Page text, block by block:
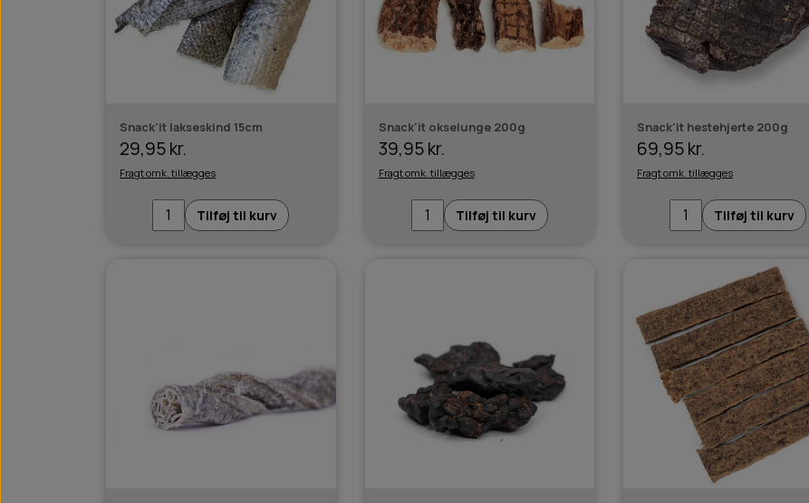
Snack'it lakseskind 15cm
29,95 kr.
Fragt omk. tillægges
Tilføj til kurv
Snack'it okselunge 200g
39,95 kr.
Fragt omk. tillægges
Tilføj til kurv
Snack'it hestehjerte 200g
69,95 kr.
Fragt omk. tillægges
Tilføj til kurv